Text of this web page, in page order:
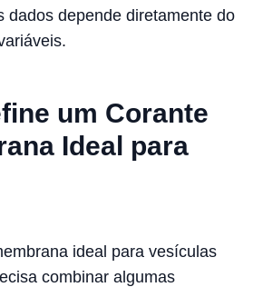
dados depende diretamente do
um Corante
Ideal para
ideal para vesículas
combinar algumas